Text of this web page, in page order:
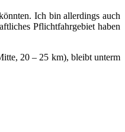
Ich bin allerdings auch
Pflichtfahrgebiet haben
20 – 25 km), bleibt unterm